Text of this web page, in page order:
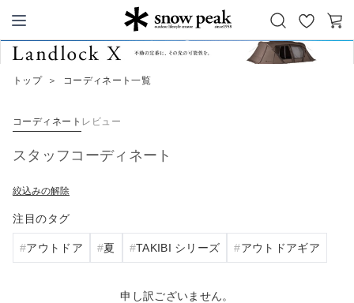
Snow Peak
お
気
カ
トップ ＞ コーディネート一覧
コーディネート レビュー
スタッフコーディネート
絞込みの解除
注目のタグ
アウトドア 夏 TAKIBI シリーズ アウトドアギア
申し訳ございません。